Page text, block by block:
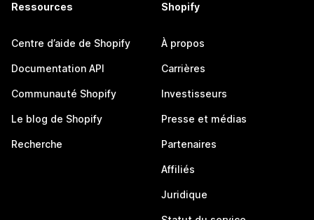
Ressources
Centre d’aide de Shopify
Documentation API
Communauté Shopify
Le blog de Shopify
Recherche
Shopify
À propos
Carrières
Investisseurs
Presse et médias
Partenaires
Affiliés
Juridique